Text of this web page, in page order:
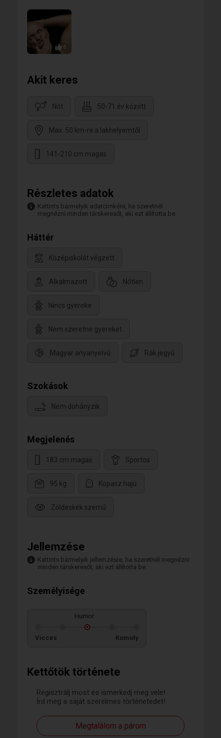
Kettőtök története
Regisztrálj most és ismerkedj meg vele!
Írd meg a saját szerelmes történetedet!
Megtalálom a párom
6
Akit keres
Nőt 50-71 év között
Max. 50 km-re a lakhelyemtől
141-210 cm magas
Részletes adatok
Kattints bármelyik adatcímkére, ha szeretnél
megnézni minden társkeresőt, aki ezt állította be.
Háttér
Középiskolát végzett
Alkalmazott Nőtlen
Nincs gyereke
Nem szeretne gyereket
Magyar anyanyelvű Rák jegyű
Szokások
Nem dohányzik
Megjelenés
183 cm magas Sportos
95 kg Kopasz hajú
Zöldeskék szemű
Jellemzése
Kattints bármelyik jellemzésre, ha szeretnél megnézni
minden társkeresőt, aki ezt állította be.
Személyisége
Humor
Vicces Komoly